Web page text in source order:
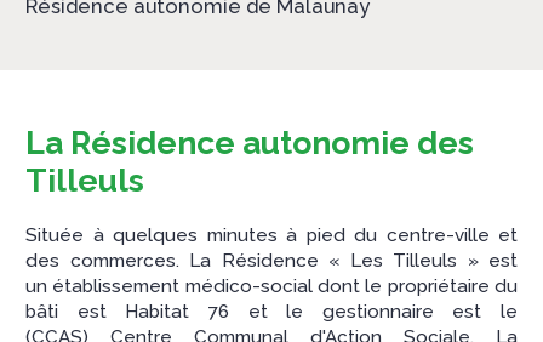
Résidence autonomie de Malaunay
La Résidence autonomie des
Tilleuls
Située à quelques minutes à pied du centre-ville et
des commerces. La Résidence « Les Tilleuls » est
un établissement médico-social dont le propriétaire du
bâti est Habitat 76 et le gestionnaire est le
(CCAS) Centre Communal d'Action Sociale. La